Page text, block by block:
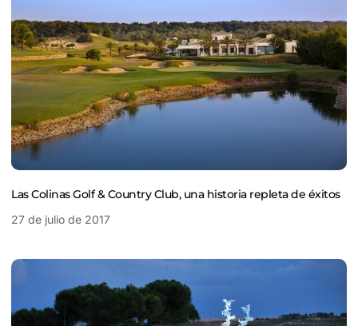
Las Colinas Golf & Country Club, una historia repleta de éxitos
27 de julio de 2017